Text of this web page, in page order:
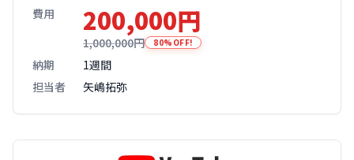
費用 200,000円
1,000,000円 80%OFF!
納期
1週間
担当者
矢嶋拓弥